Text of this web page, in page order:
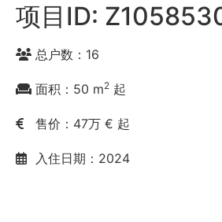
项目ID:
总户数：16
面积：50 m2 起
售价：47万 € 起
入住日期：2024